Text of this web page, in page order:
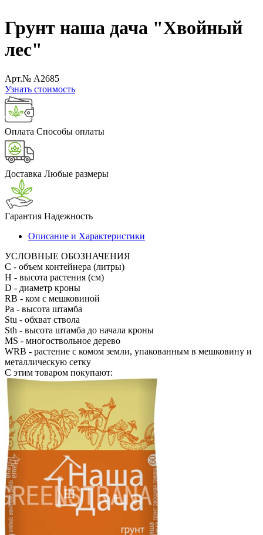
Грунт наша дача "Хвойный
лес"
Арт.№ A2685
Узнать стоимость
Оплата Способы оплаты
Доставка Любые размеры
Гарантия Надежность
Описание и Характеристики
УСЛОВНЫЕ ОБОЗНАЧЕНИЯ
С - объем контейнера (литры)
H - высота растения (см)
D - диаметр кроны
RB - ком с мешковиной
Pa - высота штамба
Stu - обхват ствола
Sth - высота штамба до начала кроны
MS - многоствольное дерево
WRB - растение с комом земли, упакованным в мешковину и
металлическую сетку
С этим товаром покупают: